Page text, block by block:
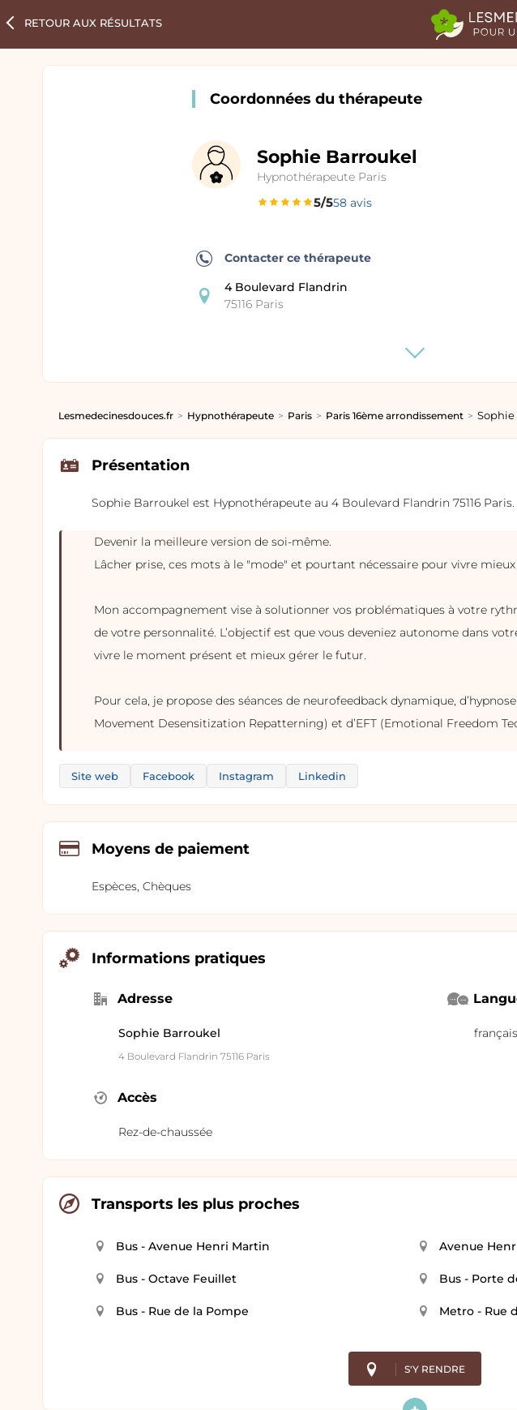
RETOUR AUX RÉSULTATS
Coordonnées du thérapeute
Sophie Barroukel
Hypnothérapeute Paris
5/558 avis
Contacter ce thérapeute
4 Boulevard Flandrin
75116 Paris
plus
Lesmedecinesdouces.fr Hypnothérapeute Paris Paris 16ème arrondissement
Présentation
Sophie Barroukel est Hypnothérapeute au 4 Boulevard Flandrin 75116 Paris.
Devenir la meilleure version de soi-même.
Lâcher prise, ces mots à le "mode" et pourtant nécessaire pour vivre mieux
Mon accompagnement vise à solutionner vos problématiques à votre
de votre personnalité. L’objectif est que vous deveniez autonome dans
vivre le moment présent et mieux gérer le futur.
Pour cela, je propose des séances de neurofeedback dynamique,
Movement Desensitization Repatterning) et d’EFT (Emotional Freedom
Site web Facebook Instagram Linkedin
Moyens de paiement
Espèces, Chèques
Informations pratiques
Adresse
Sophie Barroukel
4 Boulevard Flandrin 75116 Paris
français
Accès
Rez-de-chaussée
Transports les plus proches
Bus - Avenue Henri Martin Avenue
Bus - Octave Feuillet Bus - Porte
Bus - Rue de la Pompe Metro - Rue
S'Y RENDRE